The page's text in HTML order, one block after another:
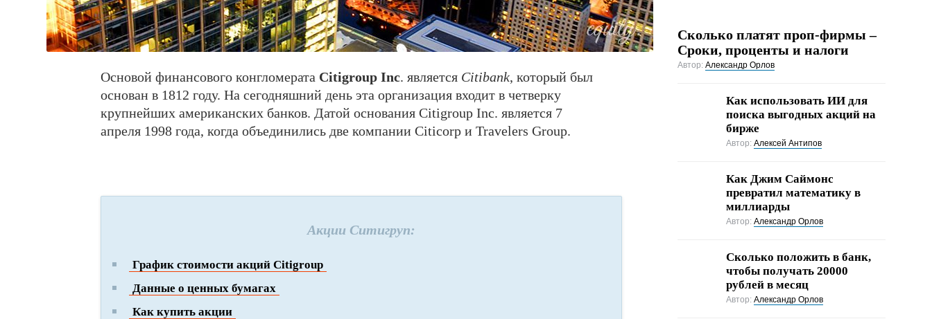
Основой финансового конгломерата Citigroup Inc. является Citibank, который был
основан в 1812 году. На сегодняшний день эта организация входит в четверку
крупнейших американских банков. Датой основания Citigroup Inc. является 7
апреля 1998 года, когда объединились две компании Citicorp и Travelers Group.
Акции Ситигруп:
График стоимости акций Citigroup
Данные о ценных бумагах
Как купить акции
Сколько платят проп-фирмы –
Сроки, проценты и налоги
Автор: Александр Орлов
Как использовать ИИ для
поиска выгодных акций на
бирже
Автор: Алексей Антипов
Как Джим Саймонс
превратил математику в
миллиарды
Автор: Александр Орлов
Сколько положить в банк,
чтобы получать 20000
рублей в месяц
Автор: Александр Орлов